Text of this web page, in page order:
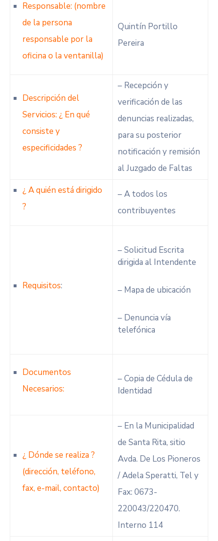
Responsable: (nombre
de la persona
responsable por la
oficina o la ventanilla)
Quintín Portillo
Pereira
Descripción del
Servicios: ¿ En qué
consiste y
especificidades ?
– Recepción y
verificación de las
denuncias realizadas,
para su posterior
notificación y remisión
al Juzgado de Faltas
¿ A quién está dirigido
?
– A todos los
contribuyentes
Requisitos:
– Solicitud Escrita
dirigida al Intendente
– Mapa de ubicación
– Denuncia vía
telefónica
Documentos
Necesarios:
– Copia de Cédula de
Identidad
¿ Dónde se realiza ?
(dirección, teléfono,
fax, e-mail, contacto)
– En la Municipalidad
de Santa Rita, sitio
Avda. De Los Pioneros
/ Adela Speratti, Tel y
Fax: 0673-
220043/220470.
Interno 114